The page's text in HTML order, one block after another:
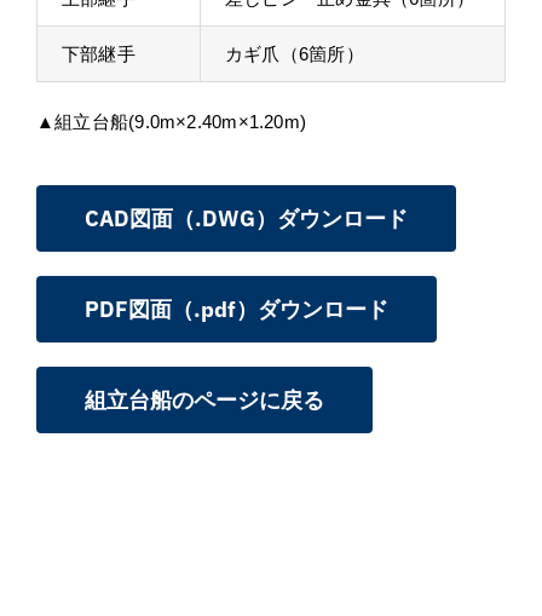
下部継手 カギ爪（6箇所）
▲組立台船(9.0m×2.40m×1.20m)
CAD図面（.DWG）ダウンロード
PDF図面（.pdf）ダウンロード
組立台船のページに戻る